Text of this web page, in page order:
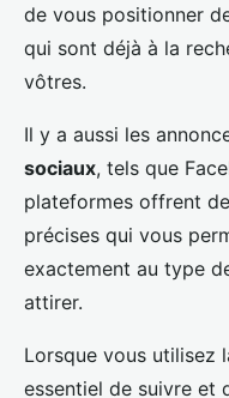
de vous positionner
qui sont déjà à la
vôtres.
Il y a aussi les
sociaux, tels que
plateformes offrent
précises qui vous
exactement au type
attirer.
Lorsque vous utilisez
essentiel de suivre et